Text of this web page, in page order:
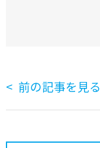
前の記事を見る